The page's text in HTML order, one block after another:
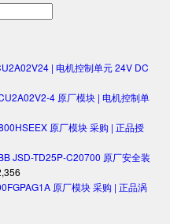
| 电机控制单元 24V DC
4 原厂模块 | 电机控制单
原厂模块 采购 | 正品授
JSD-TD25P-C20700 原厂安全装
原厂模块 采购 | 正品涡